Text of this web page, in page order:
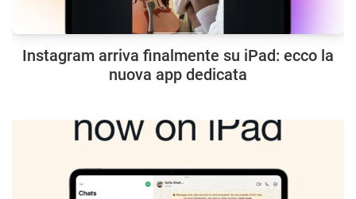
Instagram arriva finalmente su iPad: ecco la
nuova app dedicata